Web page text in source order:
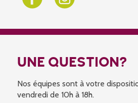
UNE QUESTION?
Nos équipes sont à votre
vendredi de 10h à 18h.